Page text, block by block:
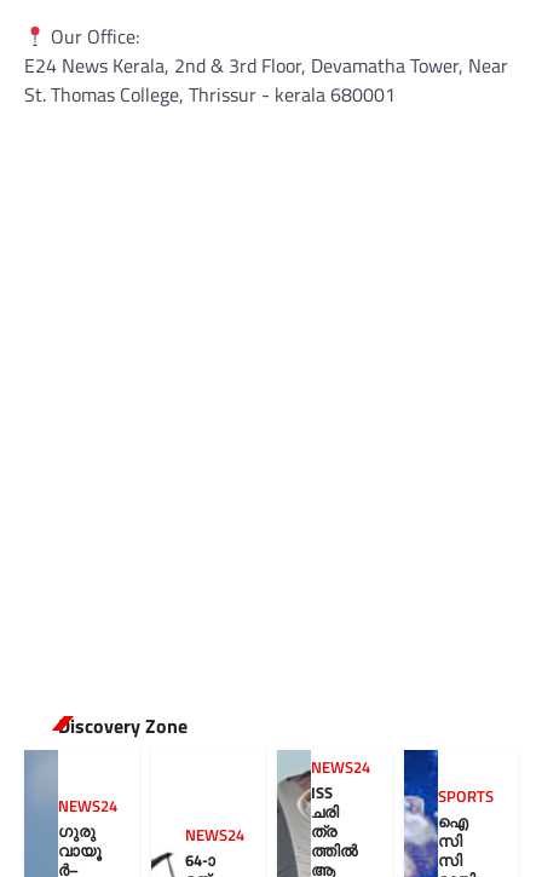
Our Office:
E24 News Kerala, 2nd & 3rd Floor, Devamatha Tower, Near
St. Thomas College, Thrissur​ - kerala 680001
Discovery Zone
NEWS24
ഗുരു
വായൂ
ർ–
NEWS24
64-ാ
NEWS24
ISS
ചരി
ത്ര
ത്തിൽ
ആ
SPORTS
ഐ
സി
സി